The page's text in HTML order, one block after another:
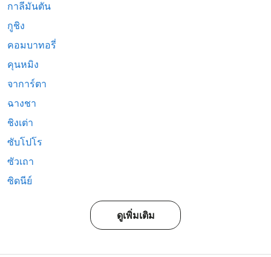
กาลีมันตัน
กูชิง
คอมบาทอรี่
คุนหมิง
จาการ์ตา
ฉางชา
ชิงเต่า
ซับโปโร
ซัวเถา
ซิดนีย์
ดูเพิ่มเติม